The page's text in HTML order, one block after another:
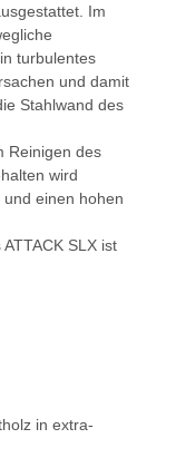
Im
turbulentes
und damit
Stahlwand des
Reinigen des
wird
einen hohen
SLX ist
in extra-